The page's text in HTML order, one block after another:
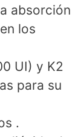
absorción
los
UI) y K2
para su
.